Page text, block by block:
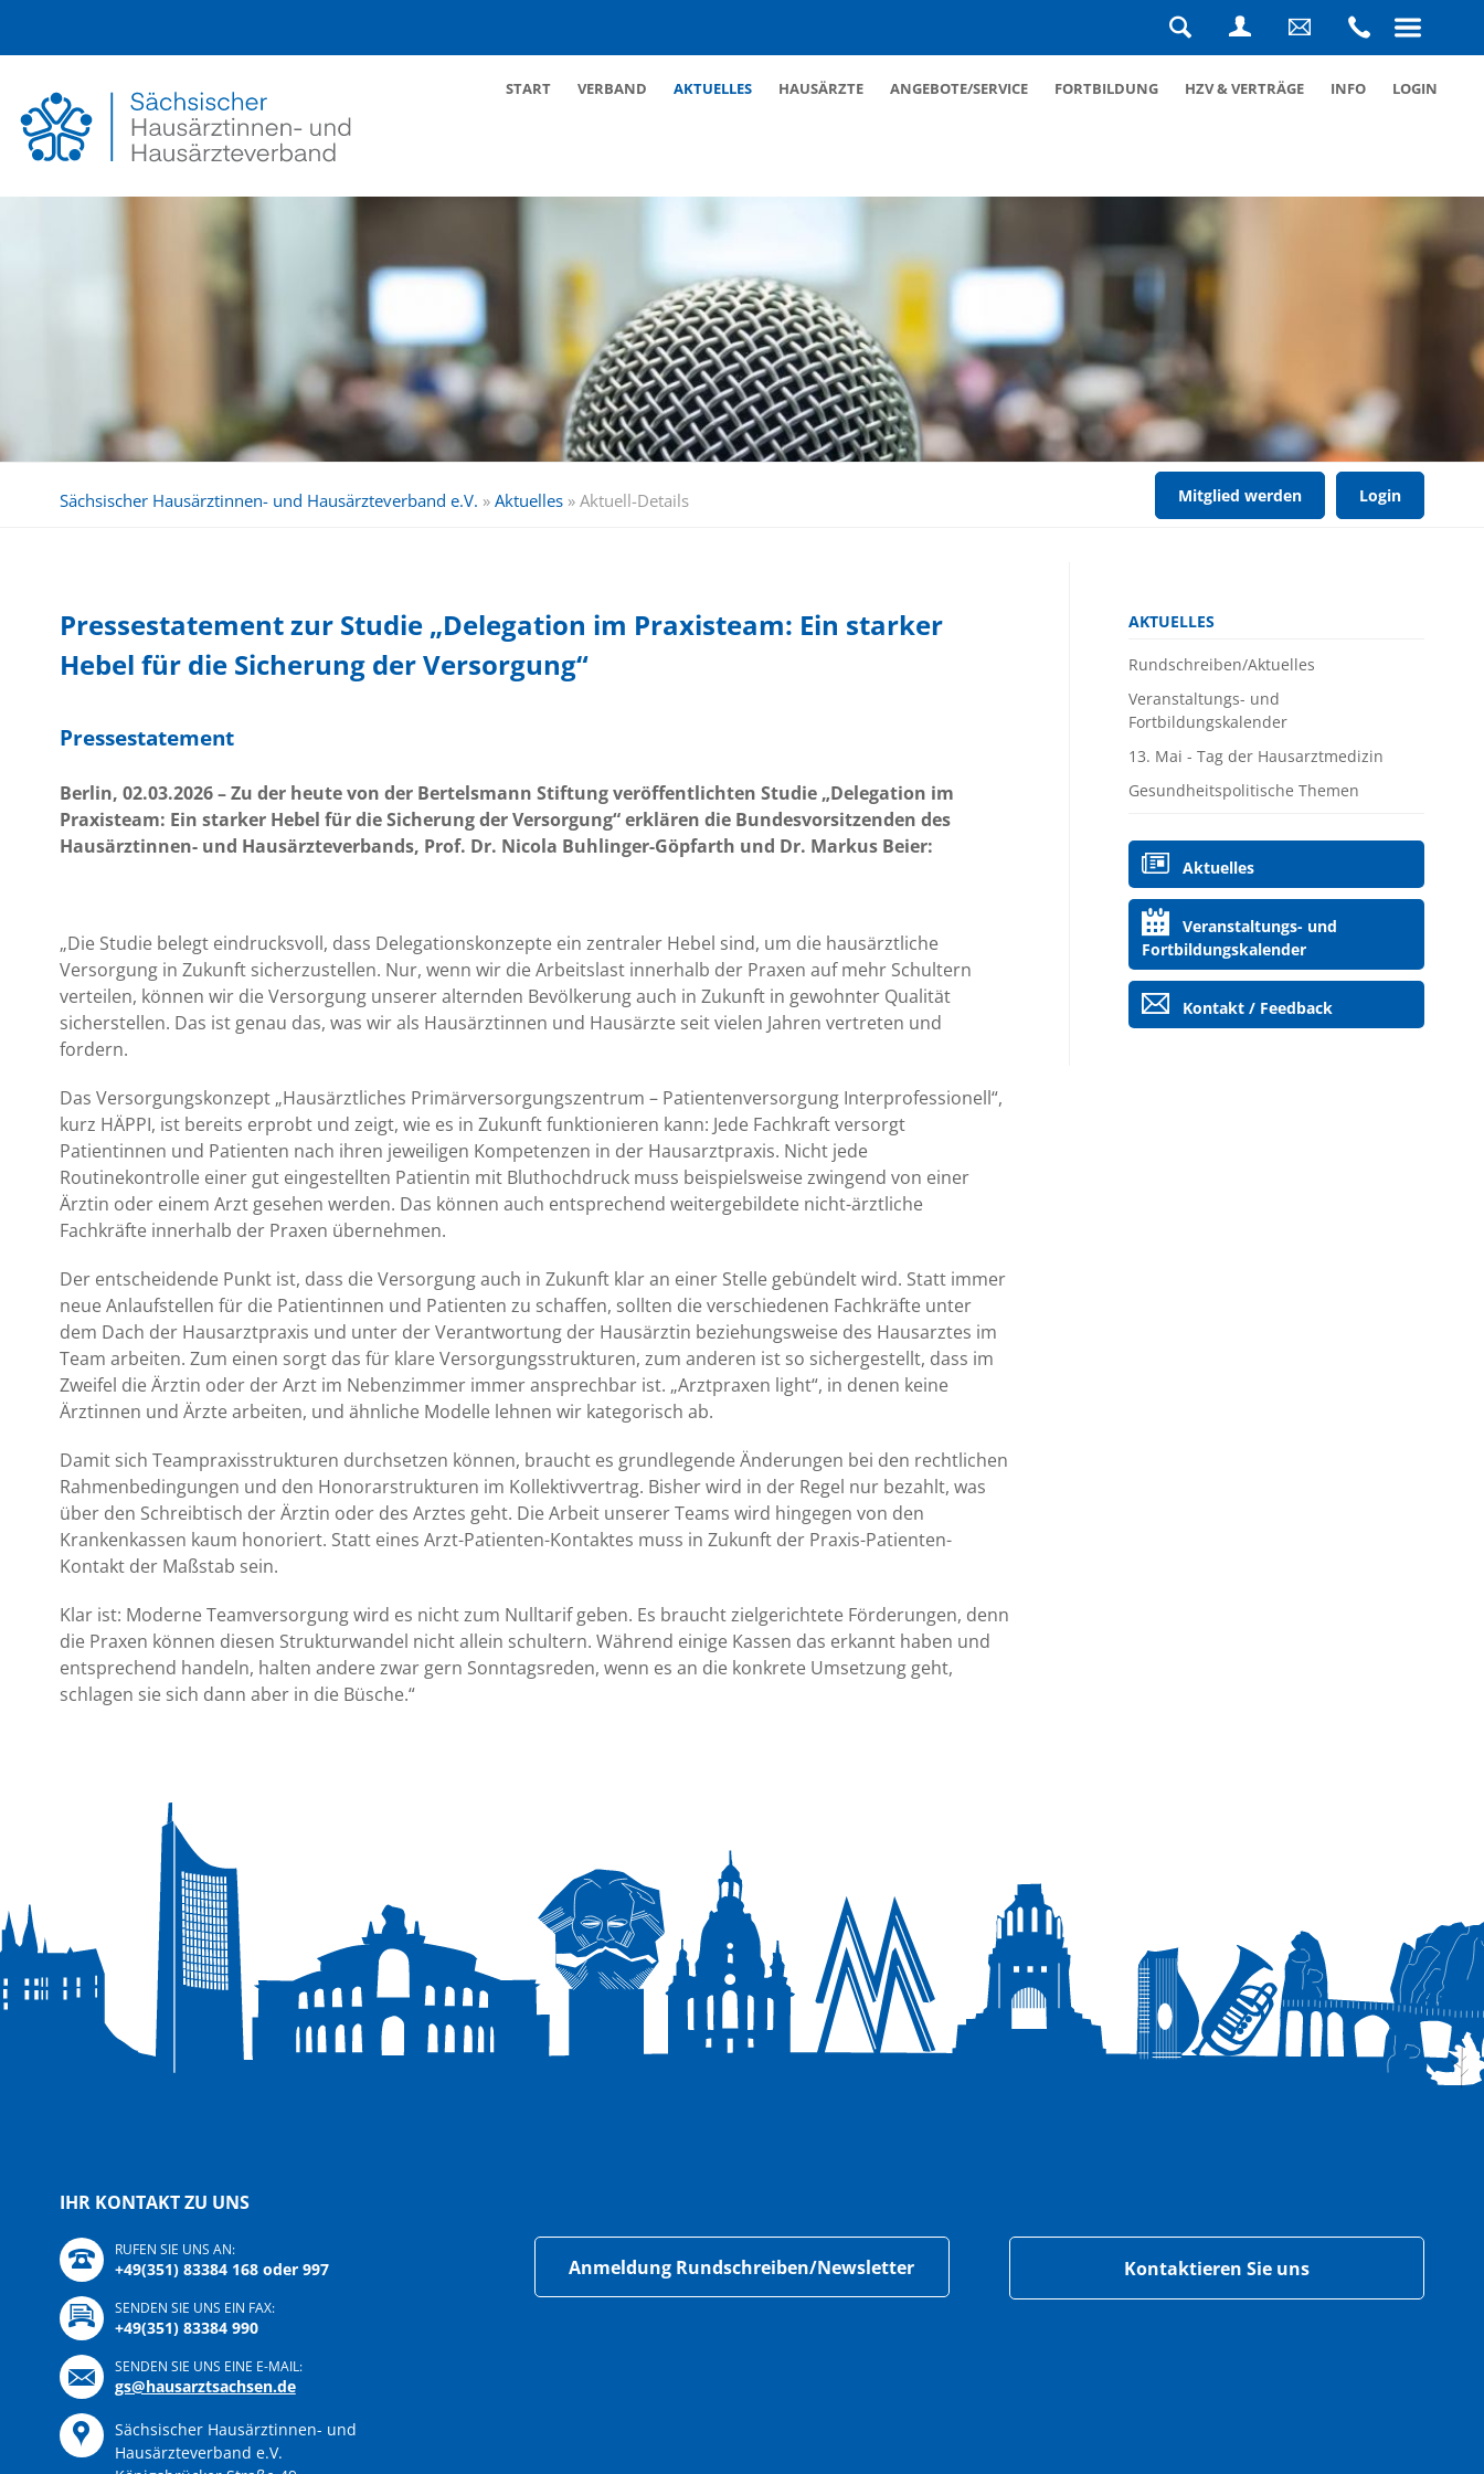
Navigation
überspringen
Sie
Sie
überspringen
START VERBAND AKTUELLES HAUSÄRZTE ANGEBOTE/SERVICE FORTBILDUNG HZV & VERTRÄGE INFO LOGIN
Sächsischer Hausärztinnen- und Hausärzteverband e.V. » Aktuelles» Aktuell-Details Login
Mitglied werden
Pressestatement zur Studie „Delegation im Praxisteam: Ein starker
Hebel für die Sicherung der Versorgung“
Pressestatement
Berlin, 02.03.2026 –Zu der heute von der Bertelsmann Stiftung veröffentlichten Studie „Delegation im
Praxisteam: Ein starker Hebel für die Sicherung der Versorgung“ erklären die Bundesvorsitzenden des
Hausärztinnen- und Hausärzteverbands, Prof. Dr. Nicola Buhlinger-Göpfarth und Dr. Markus Beier:
„Die Studie belegt eindrucksvoll, dass Delegationskonzepte ein zentraler Hebel sind, um die hausärztliche
Versorgung in Zukunft sicherzustellen. Nur, wenn wir die Arbeitslast innerhalb der Praxen auf mehr Schultern
verteilen, können wir die Versorgung unserer alternden Bevölkerung auch in Zukunft in gewohnter Qualität
sicherstellen. Das ist genau das, was wir als Hausärztinnen und Hausärzte seit vielen Jahren vertreten und
fordern.
Das Versorgungskonzept „Hausärztliches Primärversorgungszentrum – Patientenversorgung Interprofessionell“,
kurz HÄPPI, ist bereits erprobt und zeigt, wie es in Zukunft funktionieren kann: Jede Fachkraft versorgt
Patientinnen und Patienten nach ihren jeweiligen Kompetenzen in der Hausarztpraxis. Nicht jede
Routinekontrolle einer gut eingestellten Patientin mit Bluthochdruck muss beispielsweise zwingend von einer
Ärztin oder einem Arzt gesehen werden. Das können auch entsprechend weitergebildete nicht-ärztliche
Fachkräfte innerhalb der Praxen übernehmen.
Der entscheidende Punkt ist, dass die Versorgung auch in Zukunft klar an einer Stelle gebündelt wird. Statt immer
neue Anlaufstellen für die Patientinnen und Patienten zu schaffen, sollten die verschiedenen Fachkräfte unter
dem Dach der Hausarztpraxis und unter der Verantwortung der Hausärztin beziehungsweise des Hausarztes im
Team arbeiten. Zum einen sorgt das für klare Versorgungsstrukturen, zum anderen ist so sichergestellt, dass im
Zweifel die Ärztin oder der Arzt im Nebenzimmer immer ansprechbar ist. „Arztpraxen light“, in denen keine
Ärztinnen und Ärzte arbeiten, und ähnliche Modelle lehnen wir kategorisch ab.
Damit sich Teampraxisstrukturen durchsetzen können, braucht es grundlegende Änderungen bei den rechtlichen
Rahmenbedingungen und den Honorarstrukturen im Kollektivvertrag. Bisher wird in der Regel nur bezahlt, was
über den Schreibtisch der Ärztin oder des Arztes geht. Die Arbeit unserer Teams wird hingegen von den
Krankenkassen kaum honoriert. Statt eines Arzt-Patienten-Kontaktes muss in Zukunft der Praxis-Patienten-
Kontakt der Maßstab sein.
Klar ist: Moderne Teamversorgung wird es nicht zum Nulltarif geben. Es braucht zielgerichtete Förderungen, denn
die Praxen können diesen Strukturwandel nicht allein schultern. Während einige Kassen das erkannt haben und
entsprechend handeln, halten andere zwar gern Sonntagsreden, wenn es an die konkrete Umsetzung geht,
schlagen sie sich dann aber in die Büsche.“
Navigation
AKTUELLES
Rundschreiben/Aktuelles
Veranstaltungs- und
Fortbildungskalender
13. Mai - Tag der Hausarztmedizin
Gesundheitspolitische Themen
Navigation
überspringen
Aktuelles
Veranstaltungs- und
Fortbildungskalender
Kontakt / Feedback
IHR KONTAKT ZU UNS
RUFEN SIE UNS AN:
+49(351) 83384 168 oder 997
SENDEN SIE UNS EIN FAX:
+49(351) 83384 990
SENDEN SIE UNS EINE E-MAIL:
gs@hausarztsachsen.de
Sächsischer Hausärztinnen- und
Hausärzteverband e.V.
Anmeldung Rundschreiben/Newsletter Kontaktieren Sie uns